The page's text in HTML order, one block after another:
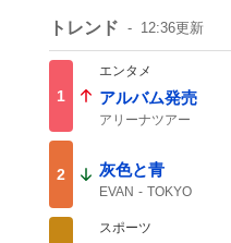
トレンド 12:36更新
1
エンタメ
アルバム発売
アリーナツアー
2 灰色と青
EVAN TOKYO
スポーツ